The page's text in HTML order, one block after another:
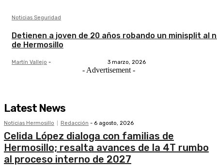
Noticias Seguridad
Detienen a joven de 20 años robando un minisplit al
de Hermosillo
Martín Vallejo - 3 marzo, 2026
- Advertisement -
Latest News
Noticias Hermosillo Redacción - 6 agosto, 2026
Celida López dialoga con familias de
Hermosillo; resalta avances de la 4T rumbo
al proceso interno de 2027